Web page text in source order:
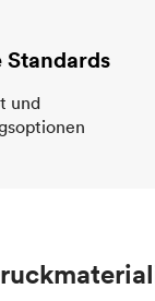
Standards
und